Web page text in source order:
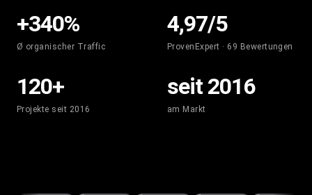
+340%
Ø organischer Traffic
4,97/5
ProvenExpert · 69 Bewertungen
120+
Projekte seit 2016
seit 2016
am Markt